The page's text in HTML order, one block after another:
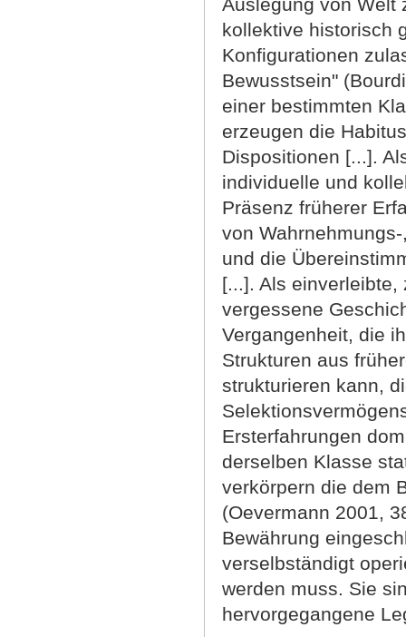
kollektive historisch
Konfigurationen
Bewusstsein"
einer bestimmten
erzeugen die
Dispositionen [...].
individuelle und
Präsenz früherer
von
und die
[...]. Als
vergessene
Vergangenheit, die
Strukturen aus
strukturieren kann,
Ersterfahrungen
derselben Klasse
verkörpern die dem
(Oevermann 2001,
Bewährung
verselbständigt
werden muss. Sie
hervorgegangene